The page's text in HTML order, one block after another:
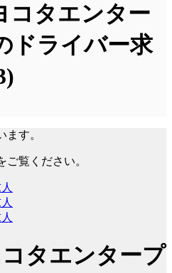
コタエンター
ドライバー求
す。
覧ください。
タエンタープ